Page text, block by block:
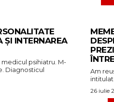
ȘI INTERNAREA
psihiatru. M-
Diagnosticul
Am
intitulat
26 iulie